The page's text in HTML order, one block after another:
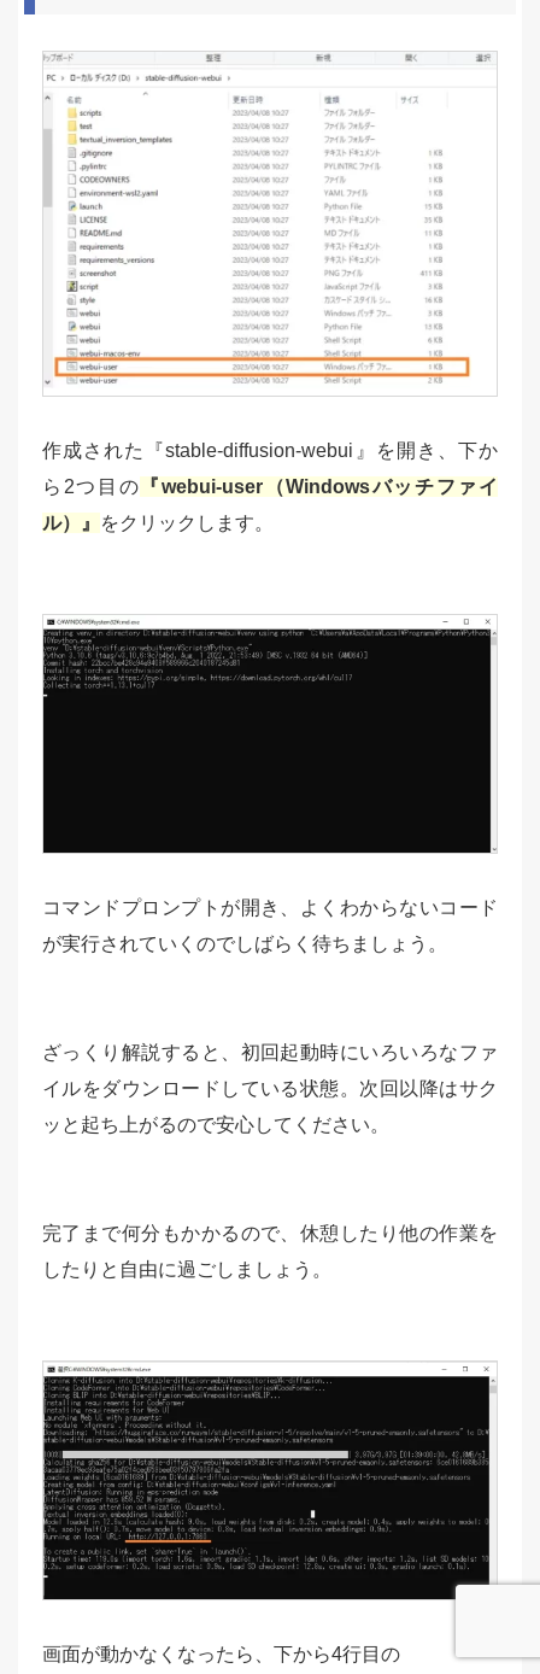
作成された『stable-diffusion-webui』を開き、下か
ら2つ目の 『webui-user（Windowsバッチファイ
ル）』
をクリックします。
コマンドプロンプトが開き、よくわからないコード
が実行されていくのでしばらく待ちましょう。
ざっくり解説すると、初回起動時にいろいろなファ
イルをダウンロードしている状態。次回以降はサク
ッと起ち上がるので安心してください。
完了まで何分もかかるので、休憩したり他の作業を
したりと自由に過ごしましょう。
画面が動かなくなったら、下から4行目の